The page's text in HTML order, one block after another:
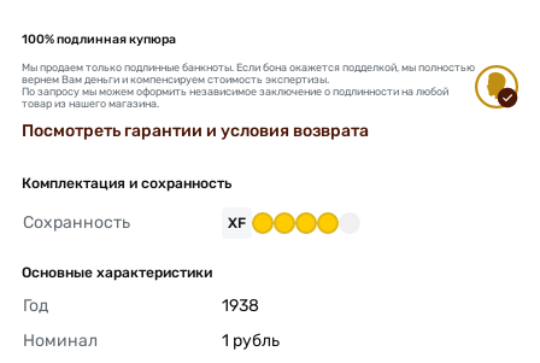
100% подлинная купюра
Мы продаем только подлинные банкноты. Если бона окажется подделкой, мы полностью
вернем Вам деньги и компенсируем стоимость экспертизы.
По запросу мы можем оформить независимое заключение о подлинности на любой
товар из нашего магазина.
Посмотреть гарантии и условия возврата
Комплектация и сохранность
Сохранность XF
Основные характеристики
Год
1938
Номинал
1 рубль